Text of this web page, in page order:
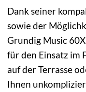
Dank seiner
sowie der
Grundig Music
für den Einsatz im
auf der Terrasse
Ihnen